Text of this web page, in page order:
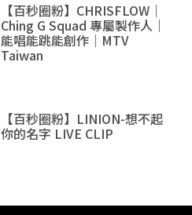
【百秒圈粉】CHRISFLOW｜
Ching G Squad 專屬製作人｜
能唱能跳能創作｜MTV
Taiwan
【百秒圈粉】LINION-想不起
你的名字 LIVE CLIP